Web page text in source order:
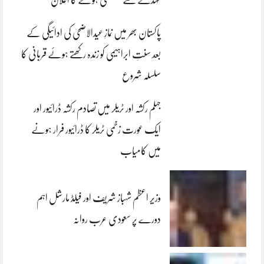
پاکستان بھر میں نمازِ عیدالاضحی کی ادائیگی کے
بعد سنتِ ابراہیمی کو زندہ رکھتے ہوئے قربانی کا
سلسلہ شروع
جہلم رکشہ اور ٹریلر میں تصادم رکشہ ڈرائیور اور
ایک عورت زخمی ٹریلر کا ڈرائیور فرار ہونے
میں کامیاب
وزیر اعظم شہباز شریف اور فیلڈ مارشل اہم
دورے پر سعودی عرب روانہ